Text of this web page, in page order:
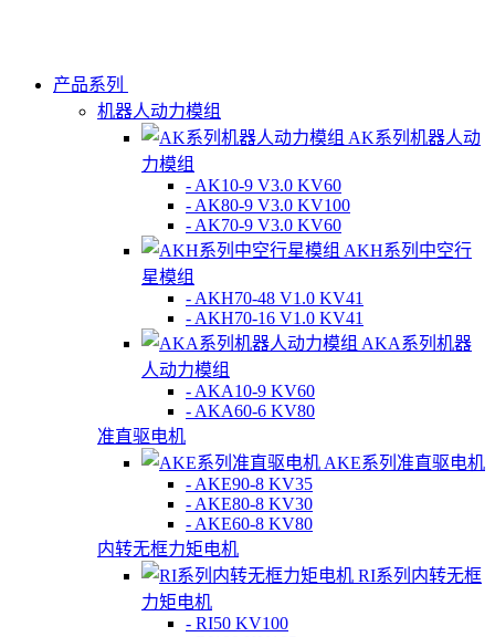
产品系列
机器人动力模组
AK系列机器人动
力模组
- AK10-9 V3.0 KV60
- AK80-9 V3.0 KV100
- AK70-9 V3.0 KV60
AKH系列中空行
星模组
- AKH70-48 V1.0 KV41
- AKH70-16 V1.0 KV41
AKA系列机器
人动力模组
- AKA10-9 KV60
- AKA60-6 KV80
准直驱电机
AKE系列准直驱电机
- AKE90-8 KV35
- AKE80-8 KV30
- AKE60-8 KV80
内转无框力矩电机
RI系列内转无框
力矩电机
- RI50 KV100